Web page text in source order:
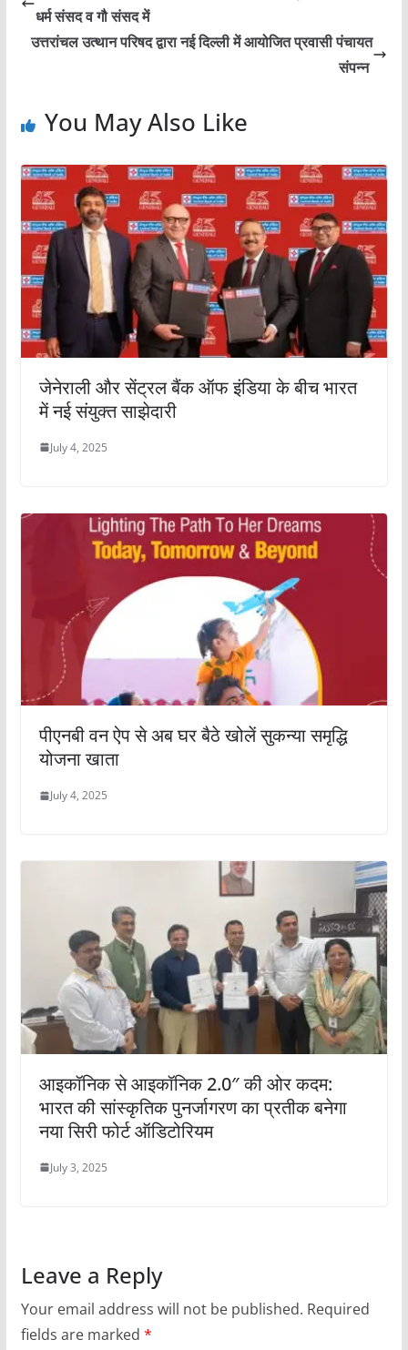
धर्म संसद व गौ संसद में
उत्तरांचल उत्थान परिषद द्वारा नई दिल्ली में आयोजित प्रवासी पंचायत
संपन्न
You May Also Like
जेनेराली और सेंट्रल बैंक ऑफ इंडिया के बीच भारत
में नई संयुक्त साझेदारी
July 4, 2025
पीएनबी वन ऐप से अब घर बैठे खोलें सुकन्या समृद्धि
योजना खाता
July 4, 2025
आइकॉनिक से आइकॉनिक 2.0″ की ओर कदम:
भारत की सांस्कृतिक पुनर्जागरण का प्रतीक बनेगा
नया सिरी फोर्ट ऑडिटोरियम
July 3, 2025
Leave a Reply
Your email address will not be published. Required
fields are marked *